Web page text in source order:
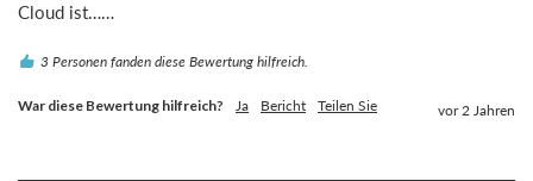
Cloud ist……
3 Personen fanden diese Bewertung hilfreich.
War diese Bewertung hilfreich? Ja Bericht Teilen Sie vor 2 Jahren